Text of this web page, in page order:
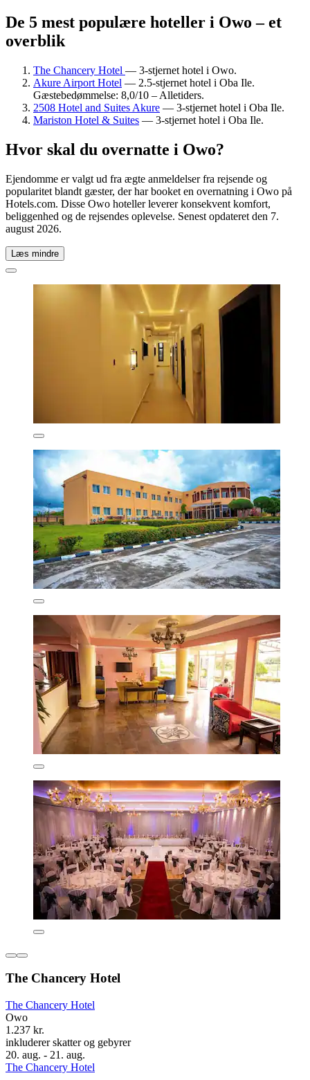
De 5 mest populære hoteller i Owo – et
overblik
The Chancery Hotel — 3-stjernet hotel i Owo.
Akure Airport Hotel — 2.5-stjernet hotel i Oba Ile.
Gæstebedømmelse: 8,0/10 – Alletiders.
2508 Hotel and Suites Akure — 3-stjernet hotel i Oba Ile.
Mariston Hotel & Suites — 3-stjernet hotel i Oba Ile.
Hvor skal du overnatte i Owo?
Ejendomme er valgt ud fra ægte anmeldelser fra rejsende og
popularitet blandt gæster, der har booket en overnatning i Owo på
Hotels.com. Disse Owo hoteller leverer konsekvent komfort,
beliggenhed og de rejsendes oplevelse. Senest opdateret den 7.
august 2026.
Læs mindre
The Chancery Hotel
The Chancery Hotel
Owo
1.237 kr.
inkluderer skatter og gebyrer
20. aug. - 21. aug.
The Chancery Hotel